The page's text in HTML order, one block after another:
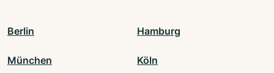
Berlin Hamburg
München Köln